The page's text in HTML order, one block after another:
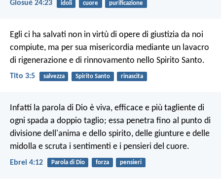
Giosué 24:23 idoli cuore purificazione
Egli ci ha salvati non in virtù di opere di giustizia da noi
compiute, ma per sua misericordia mediante un lavacro
di rigenerazione e di rinnovamento nello Spirito Santo.
Tito 3:5 salvezza Spirito Santo rinascita
Infatti la parola di Dio è viva, efficace e più tagliente di
ogni spada a doppio taglio; essa penetra fino al punto di
divisione dell'anima e dello spirito, delle giunture e delle
midolla e scruta i sentimenti e i pensieri del cuore.
Ebrei 4:12 Parola di Dio forza pensieri